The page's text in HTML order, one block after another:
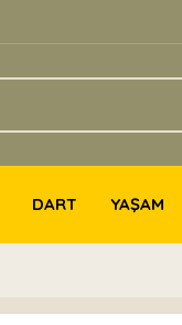
DART YAŞAM